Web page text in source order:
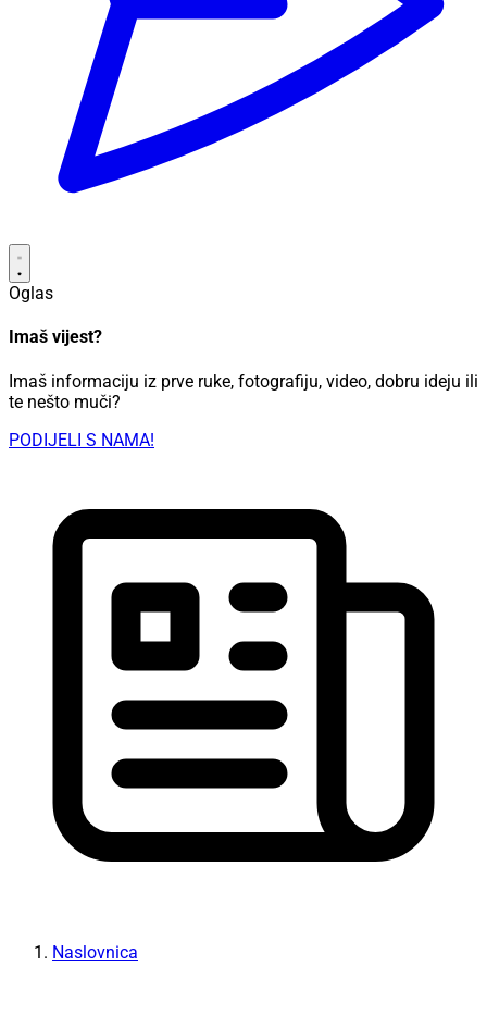
Oglas
Imaš vijest?
Imaš informaciju iz prve ruke, fotografiju, video, dobru ideju ili
te nešto muči?
PODIJELI S NAMA!
Naslovnica